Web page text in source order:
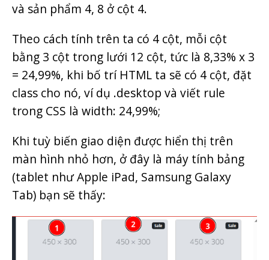
và sản phẩm 4, 8 ở cột 4.
Theo cách tính trên ta có 4 cột, mỗi cột
bằng 3 cột trong lưới 12 cột, tức là 8,33% x 3
= 24,99%, khi bố trí HTML ta sẽ có 4 cột, đặt
class cho nó, ví dụ .desktop và viết rule
trong CSS là width: 24,99%;
Khi tuỳ biến giao diện được hiển thị trên
màn hình nhỏ hơn, ở đây là máy tính bảng
(tablet như Apple iPad, Samsung Galaxy
Tab) bạn sẽ thấy: